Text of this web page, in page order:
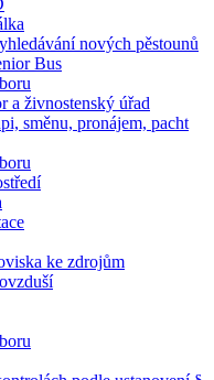
nových pěstounů
Bus
a živnostenský úřad
směnu, pronájem, pacht
ke zdrojům